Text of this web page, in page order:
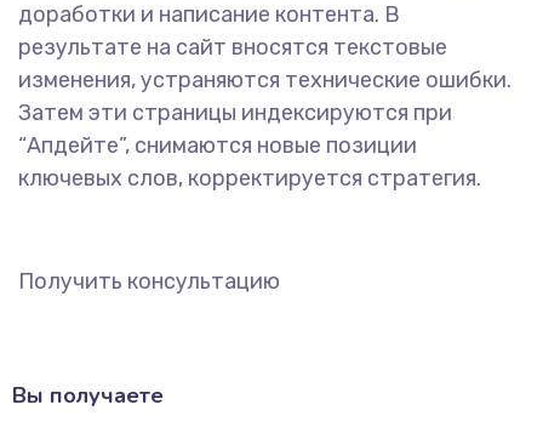
доработки и написание контента. В
результате на сайт вносятся текстовые
изменения, устраняются технические ошибки.
Затем эти страницы индексируются при
“Апдейте”, снимаются новые позиции
ключевых слов, корректируется стратегия.
Получить консультацию
Вы получаете